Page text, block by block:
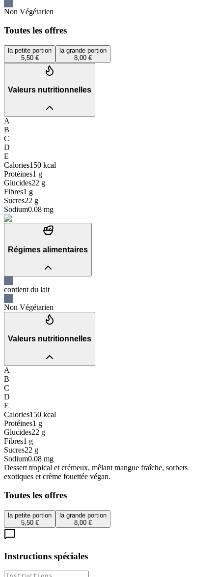
Non Végétarien
Toutes les offres
la petite portion
5,50 €
la grande portion
8,00 €
Valeurs nutritionnelles
A
B
C
D
E
Calories150 kcal
Protéines1 g
Glucides22 g
Fibres1 g
Sucres22 g
Sodium0.08 mg
Régimes alimentaires
contient du lait
Non Végétarien
Valeurs nutritionnelles
A
B
C
D
E
Calories150 kcal
Protéines1 g
Glucides22 g
Fibres1 g
Sucres22 g
Sodium0.08 mg
Dessert tropical et crémeux, mêlant mangue fraîche, sorbets
exotiques et crème fouettée végan.
Toutes les offres
la petite portion
5,50 €
la grande portion
8,00 €
Instructions spéciales